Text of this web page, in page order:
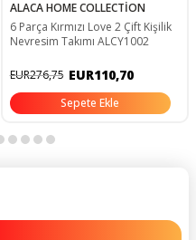
ALACA HOME COLLECTİON
6 Parça Kırmızı Love 2 Çift Kişilik
Nevresim Takımı ALCY1002
EUR276,75 EUR110,70
Sepete Ekle